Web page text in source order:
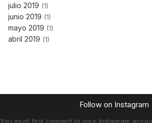
julio 2019 (1)
junio 2019 (1)
mayo 2019 (1)
abril 2019 (1)
Follow on Instagram
You must first connect to your Instagram